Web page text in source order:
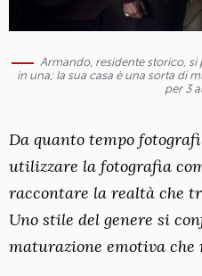
Armando, residente storico,
in una; la sua casa è una sorta di
per 3
Da quanto tempo
utilizzare la fotografia
raccontare la realtà che
Uno stile del genere si
maturazione emotiva